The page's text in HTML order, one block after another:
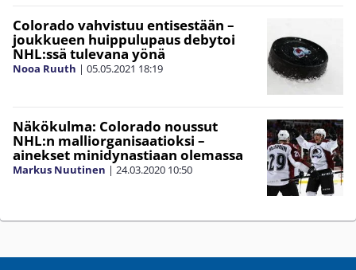
Colorado vahvistuu entisestään –
joukkueen huippulupaus debytoi
NHL:ssä tulevana yönä
Nooa Ruuth | 05.05.2021 18:19
Näkökulma: Colorado noussut
NHL:n malliorganisaatioksi –
ainekset minidynastiaan olemassa
Markus Nuutinen | 24.03.2020 10:50